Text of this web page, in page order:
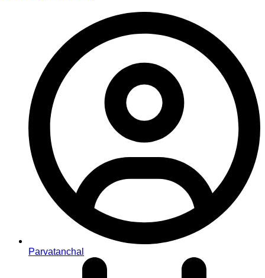
Parvatanchal